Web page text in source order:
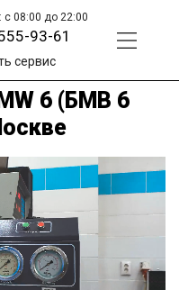
с 08:00 до 22:00
93-61
сервис
6 (БМВ 6